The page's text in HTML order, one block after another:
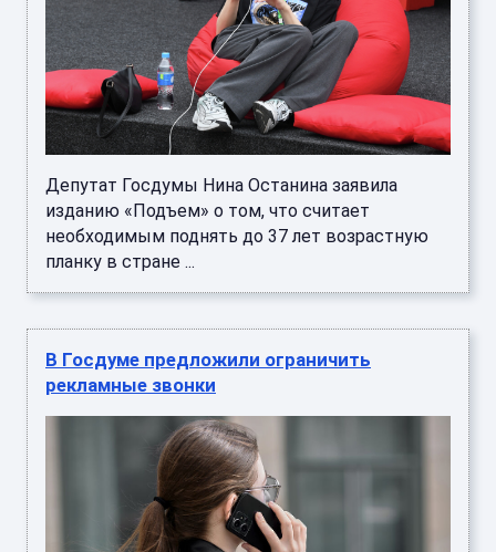
Депутат Госдумы Нина Останина заявила
изданию «Подъем» о том, что считает
необходимым поднять до 37 лет возрастную
планку в стране ...
В Госдуме предложили ограничить
рекламные звонки